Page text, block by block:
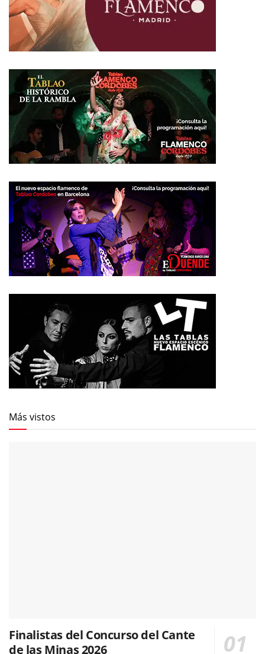
Más vistos
Finalistas del Concurso del Cante
de las Minas 2026